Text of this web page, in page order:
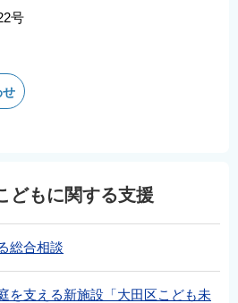
号
せ
どもに関する支援
総合相談
を支える新施設「大田区こども未